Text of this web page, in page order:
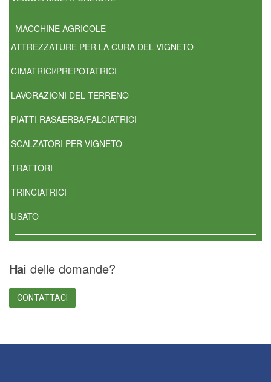
MACCHINE AGRICOLE
ATTREZZATURE PER LA CURA DEL VIGNETO
CIMATRICI/PREPOTATRICI
LAVORAZIONI DEL TERRENO
PIATTI RASAERBA/FALCIATRICI
SCALZATORI PER VIGNETO
TRATTORI
TRINCIATRICI
USATO
Hai delle domande?
CONTATTACI